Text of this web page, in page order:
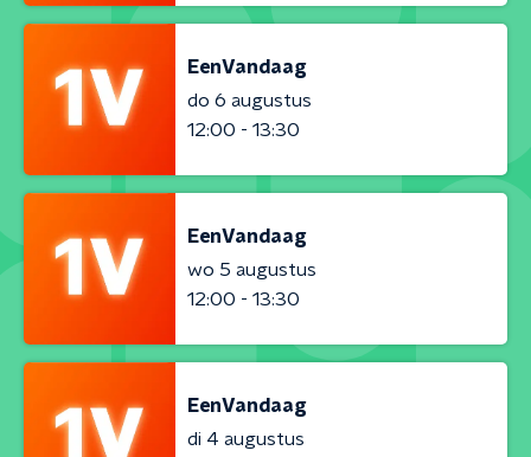
EenVandaag
do 6 augustus
12:00 - 13:30
EenVandaag
wo 5 augustus
12:00 - 13:30
EenVandaag
di 4 augustus